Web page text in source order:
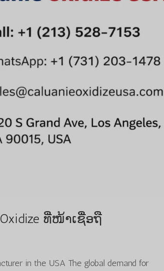
ທີ່ໜ້າເຊື່ອຖື
in the USA The global demand for